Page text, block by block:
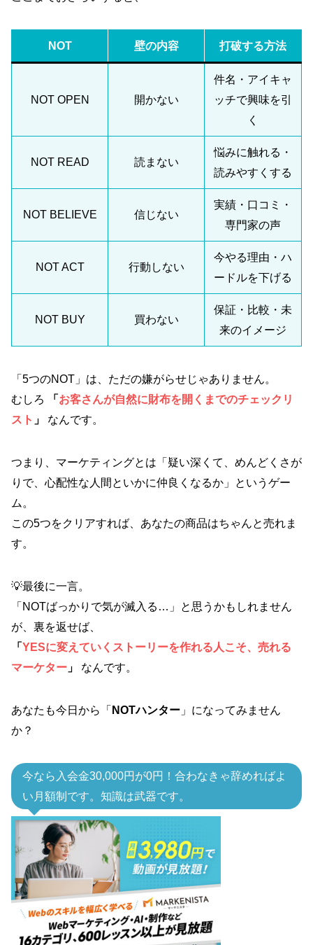
NOT 壁の内容 打破する方法
NOT OPEN 開かない
件名・アイキャ
ッチで興味を引
く
NOT READ 読まない
悩みに触れる・
読みやすくする
NOT BELIEVE 信じない
実績・口コミ・
専門家の声
NOT ACT 行動しない
今やる理由・ハ
ードルを下げる
NOT BUY 買わない
保証・比較・未
来のイメージ
「5つのNOT」は、ただの嫌がらせじゃありません。
むしろ
「 お客さんが自然に財布を開くまでのチェックリ
スト 」 なんです。
つまり、マーケティングとは「疑い深くて、めんどくさが
りで、心配性な人間といかに仲良くなるか」というゲー
ム。
この5つをクリアすれば、あなたの商品はちゃんと売れま
す。
💡最後に一言。
「NOTばっかりで気が滅入る…」と思うかもしれません
が、裏を返せば、
「 YESに変えていくストーリーを作れる人こそ、売れる
マーケター 」 なんです。
あなたも今日から「 NOTハンター 」になってみません
か？
今なら入会金30,000円が0円！合わなきゃ辞めればよ
い月額制です。知識は武器です。